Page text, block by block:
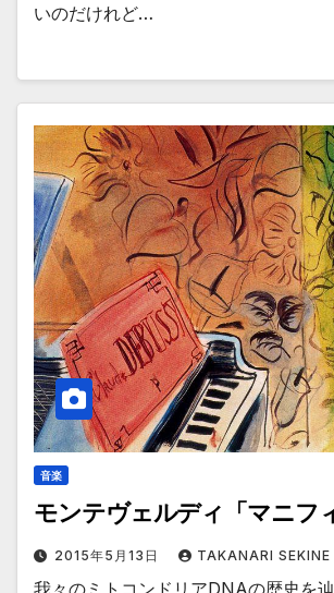
いのだけれど…
音楽
モンテヴェルディ「マニフ
2015年5月13日 TAKANARI SEKINE